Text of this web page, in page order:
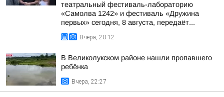
театральный фестиваль-лабораторию
«Самолва 1242» и фестиваль «Дружина
первых» сегодня, 8 августа, передаёт...
Вчера, 20:12
В Великолукском районе нашли пропавшего
ребёнка
Вчера, 22:27